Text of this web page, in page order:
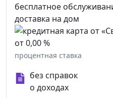
бесплатное
доставка на дом
от 0,00 %
процентная ставка
без справок
о доходах